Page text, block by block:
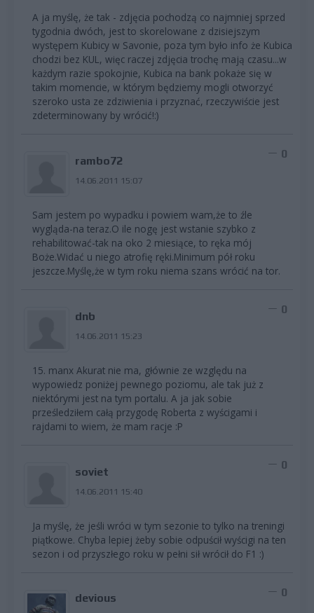
A ja myślę, że tak - zdjęcia pochodzą co najmniej sprzed
tygodnia dwóch, jest to skorelowane z dzisiejszym
występem Kubicy w Savonie, poza tym było info że Kubica
chodzi bez KUL, więc raczej zdjęcia trochę mają czasu...w
każdym razie spokojnie, Kubica na bank pokaże się w
takim momencie, w którym będziemy mogli otworzyć
szeroko usta ze zdziwienia i przyznać, rzeczywiście jest
zdeterminowany by wrócić!:)
rambo72
14.06.2011 15:07
0
Sam jestem po wypadku i powiem wam,że to źle
wygląda-na teraz.O ile nogę jest wstanie szybko z
rehabilitować-tak na oko 2 miesiące, to ręka mój
Boże.Widać u niego atrofię ręki.Minimum pół roku
jeszcze.Myślę,że w tym roku niema szans wrócić na tor.
dnb
14.06.2011 15:23
0
15. manx Akurat nie ma, głównie ze względu na
wypowiedz poniżej pewnego poziomu, ale tak już z
niektórymi jest na tym portalu. A ja jak sobie
prześledziłem całą przygodę Roberta z wyścigami i
rajdami to wiem, że mam racje :P
soviet
14.06.2011 15:40
0
Ja myślę, że jeśli wróci w tym sezonie to tylko na treningi
piątkowe. Chyba lepiej żeby sobie odpuścił wyścigi na ten
sezon i od przyszłego roku w pełni sił wrócił do F1 :)
devious 0